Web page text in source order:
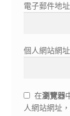
電子郵件地址
個人網站網址
在瀏覽器
人網站網址